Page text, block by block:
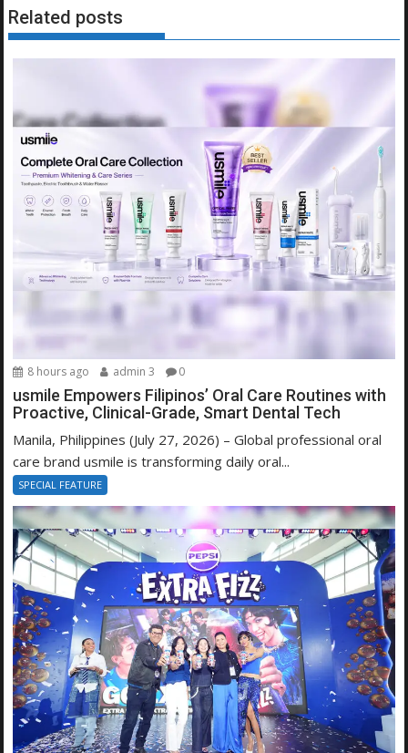
Related posts
8 hours ago admin 3 0
usmile Empowers Filipinos’ Oral Care Routines with
Proactive, Clinical-Grade, Smart Dental Tech
Manila, Philippines (July 27, 2026) – Global professional oral
care brand usmile is transforming daily oral...
SPECIAL FEATURE